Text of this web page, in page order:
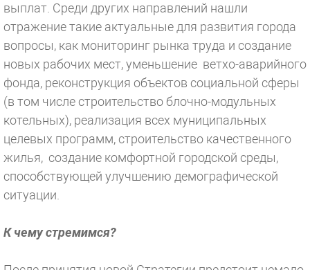
выплат. Среди других направлений нашли
отражение такие актуальные для развития города
вопросы, как мониторинг рынка труда и создание
новых рабочих мест, уменьшение ветхо-аварийного
фонда, реконструкция объектов социальной сферы
(в том числе строительство блочно-модульных
котельных), реализация всех муниципальных
целевых программ, строительство качественного
жилья, создание комфортной городской среды,
способствующей улучшению демографической
ситуации.
К чему стремимся?